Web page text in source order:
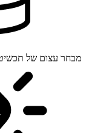
מבחר עצום של